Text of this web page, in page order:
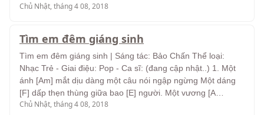
Chủ Nhật, tháng 4 08, 2018
Tìm em đêm giáng sinh
Tìm em đêm giáng sinh | Sáng tác: Bảo Chấn Thể loại:
Nhạc Trẻ - Giai điệu: Pop - Ca sĩ: (đang cập nhật..) 1. Một
ánh [Am] mắt dịu dàng một câu nói ngập ngừng Một dáng
[F] dấp thẹn thùng giữa bao [E] người. Một vương [A…
Chủ Nhật, tháng 4 08, 2018